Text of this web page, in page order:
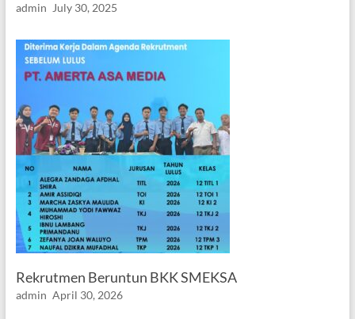
admin July 30, 2025
Rekrutmen Beruntun BKK SMEKSA
admin April 30, 2026